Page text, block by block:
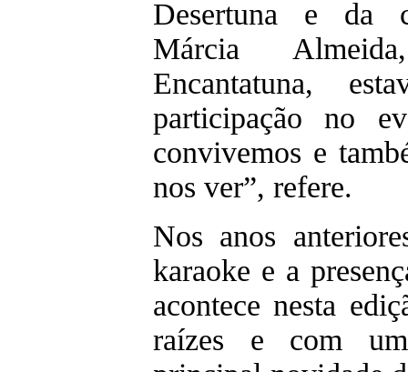
Desertuna e da
Márcia
Encantatuna,
participação no
convivemos e
nos ver”, refere.
Nos anos
karaoke e a
acontece nesta
raízes e com